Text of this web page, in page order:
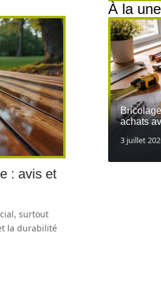
: avis et
surtout
la durabilité
À la une
achats
3 juillet